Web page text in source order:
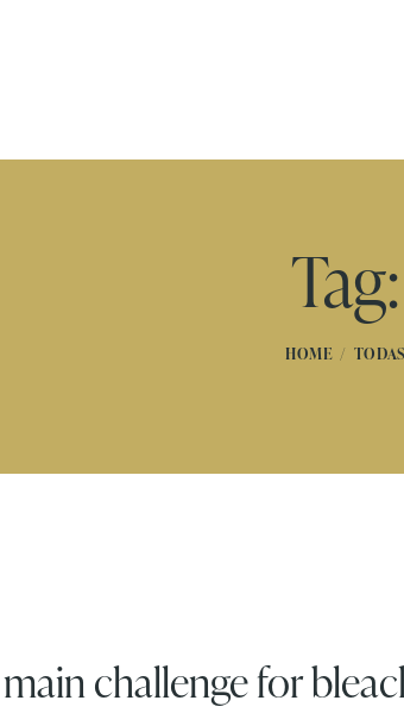
HOME
challenge for